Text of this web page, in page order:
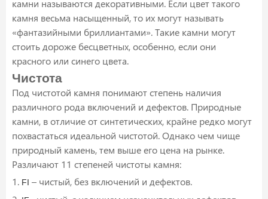
камни называются декоративными. Если цвет такого
камня весьма насыщенный, то их могут называть
«фантазийными бриллиантами». Такие камни могут
стоить дороже бесцветных, особенно, если они
красного или синего цвета.
Чистота
Под чистотой камня понимают степень наличия
различного рода включений и дефектов. Природные
камни, в отличие от синтетических, крайне редко могут
похвастаться идеальной чистотой. Однако чем чище
природный камень, тем выше его цена на рынке.
Различают 11 степеней чистоты камня:
1. FI – чистый, без включений и дефектов.